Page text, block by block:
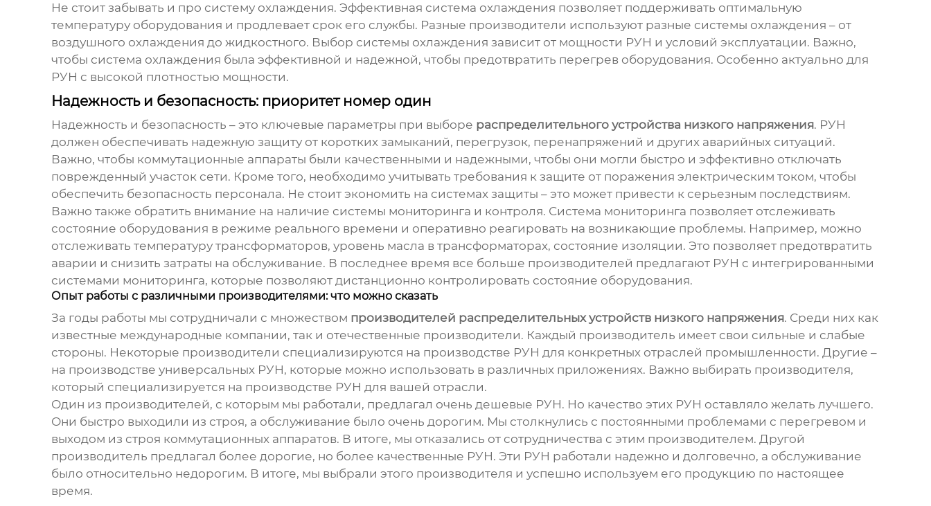
Не стоит забывать и про систему охлаждения. Эффективная система охлаждения позволяет поддерживать оптимальную
температуру оборудования и продлевает срок его службы. Разные производители используют разные системы охлаждения – от
воздушного охлаждения до жидкостного. Выбор системы охлаждения зависит от мощности РУН и условий эксплуатации. Важно,
чтобы система охлаждения была эффективной и надежной, чтобы предотвратить перегрев оборудования. Особенно актуально для
РУН с высокой плотностью мощности.
Надежность и безопасность: приоритет номер один
Надежность и безопасность – это ключевые параметры при выборе распределительного устройства низкого напряжения. РУН
должен обеспечивать надежную защиту от коротких замыканий, перегрузок, перенапряжений и других аварийных ситуаций.
Важно, чтобы коммутационные аппараты были качественными и надежными, чтобы они могли быстро и эффективно отключать
поврежденный участок сети. Кроме того, необходимо учитывать требования к защите от поражения электрическим током, чтобы
обеспечить безопасность персонала. Не стоит экономить на системах защиты – это может привести к серьезным последствиям.
Важно также обратить внимание на наличие системы мониторинга и контроля. Система мониторинга позволяет отслеживать
состояние оборудования в режиме реального времени и оперативно реагировать на возникающие проблемы. Например, можно
отслеживать температуру трансформаторов, уровень масла в трансформаторах, состояние изоляции. Это позволяет предотвратить
аварии и снизить затраты на обслуживание. В последнее время все больше производителей предлагают РУН с интегрированными
системами мониторинга, которые позволяют дистанционно контролировать состояние оборудования.
Опыт работы с различными производителями: что можно сказать
За годы работы мы сотрудничали с множеством производителей распределительных устройств низкого напряжения. Среди них как
известные международные компании, так и отечественные производители. Каждый производитель имеет свои сильные и слабые
стороны. Некоторые производители специализируются на производстве РУН для конкретных отраслей промышленности. Другие –
на производстве универсальных РУН, которые можно использовать в различных приложениях. Важно выбирать производителя,
который специализируется на производстве РУН для вашей отрасли.
Один из производителей, с которым мы работали, предлагал очень дешевые РУН. Но качество этих РУН оставляло желать лучшего.
Они быстро выходили из строя, а обслуживание было очень дорогим. Мы столкнулись с постоянными проблемами с перегревом и
выходом из строя коммутационных аппаратов. В итоге, мы отказались от сотрудничества с этим производителем. Другой
производитель предлагал более дорогие, но более качественные РУН. Эти РУН работали надежно и долговечно, а обслуживание
было относительно недорогим. В итоге, мы выбрали этого производителя и успешно используем его продукцию по настоящее
время.